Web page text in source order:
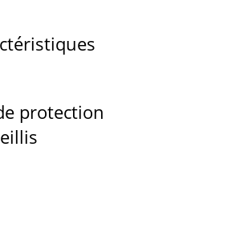
protection